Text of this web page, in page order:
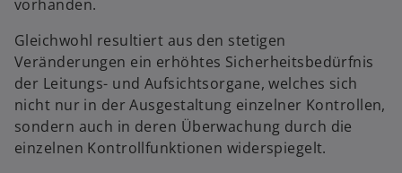
vorhanden.
Gleichwohl resultiert aus den stetigen
Veränderungen ein erhöhtes Sicherheitsbedürfnis
der Leitungs- und Aufsichtsorgane, welches sich
nicht nur in der Ausgestaltung einzelner Kontrollen,
sondern auch in deren Überwachung durch die
einzelnen Kontrollfunktionen widerspiegelt.